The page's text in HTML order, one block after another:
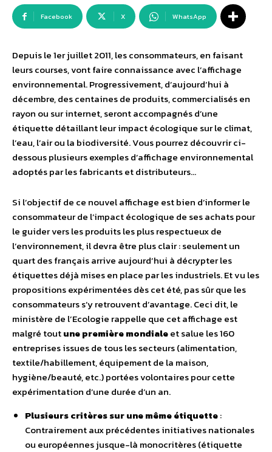
Facebook X WhatsApp
Depuis le 1er juillet 2011, les consommateurs, en faisant
leurs courses, vont faire connaissance avec l’affichage
environnemental. Progressivement, d’aujourd’hui à
décembre, des centaines de produits, commercialisés en
rayon ou sur internet, seront accompagnés d’une
étiquette détaillant leur impact écologique sur le climat,
l’eau, l’air ou la biodiversité. Vous pourrez découvrir ci-
dessous plusieurs exemples d’affichage environnemental
adoptés par les fabricants et distributeurs…
Si l’objectif de ce nouvel affichage est bien d’informer le
consommateur de l’impact écologique de ses achats pour
le guider vers les produits les plus respectueux de
l’environnement, il devra être plus clair : seulement un
quart des français arrive aujourd’hui à décrypter les
étiquettes déjà mises en place par les industriels. Et vu les
propositions expérimentées dès cet été, pas sûr que les
consommateurs s’y retrouvent d’avantage. Ceci dit, le
ministère de l’Ecologie rappelle que cet affichage est
malgré toutune première mondialeet salue les 160
entreprises issues de tous les secteurs (alimentation,
textile/habillement, équipement de la maison,
hygiène/beauté, etc.) portées volontaires pour cette
expérimentation d’une durée d’un an.
Plusieurs critères sur une même étiquette:
Contrairement aux précédentes initiatives nationales
ou européennes jusque-là monocritères (étiquette